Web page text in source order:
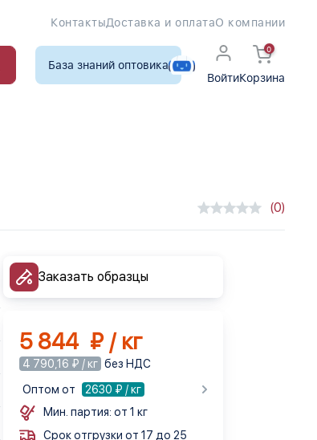
КонтактыДоставка и оплатаО компании
База знаний оптовика
Войти
0
Корзина
(0)
Заказать образцы
5 844 ₽ / кг
4 790,16 ₽ / кг без НДС
Оптом от
2630 ₽ / кг
Мин. партия: от 1 кг
Срок отгрузки от 17 до 25